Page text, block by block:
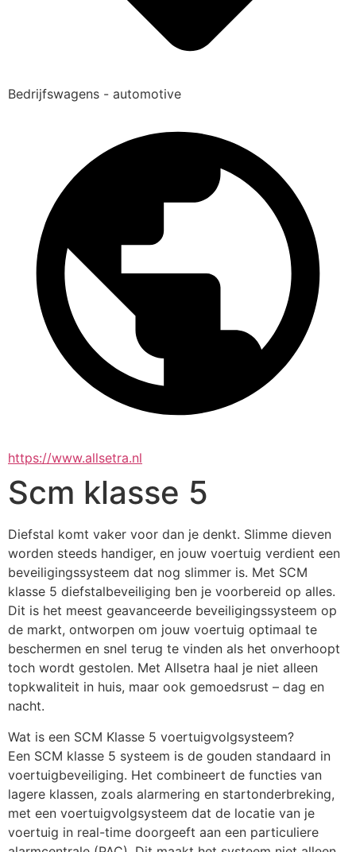
Bedrijfswagens - automotive
https://www.allsetra.nl
Scm klasse 5
Diefstal komt vaker voor dan je denkt. Slimme dieven
worden steeds handiger, en jouw voertuig verdient een
beveiligingssysteem dat nog slimmer is. Met SCM
klasse 5 diefstalbeveiliging ben je voorbereid op alles.
Dit is het meest geavanceerde beveiligingssysteem op
de markt, ontworpen om jouw voertuig optimaal te
beschermen en snel terug te vinden als het onverhoopt
toch wordt gestolen. Met Allsetra haal je niet alleen
topkwaliteit in huis, maar ook gemoedsrust – dag en
nacht.
Wat is een SCM Klasse 5 voertuigvolgsysteem?
Een SCM klasse 5 systeem is de gouden standaard in
voertuigbeveiliging. Het combineert de functies van
lagere klassen, zoals alarmering en startonderbreking,
met een voertuigvolgsysteem dat de locatie van je
voertuig in real-time doorgeeft aan een particuliere